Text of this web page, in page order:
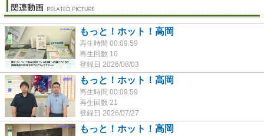
もっと！ホット！高岡
再生時間 00:09:59
再生回数 10
登録日 2026/08/03
もっと！ホット！高岡
再生時間 00:09:59
再生回数 21
登録日 2026/07/27
もっと！ホット！高岡